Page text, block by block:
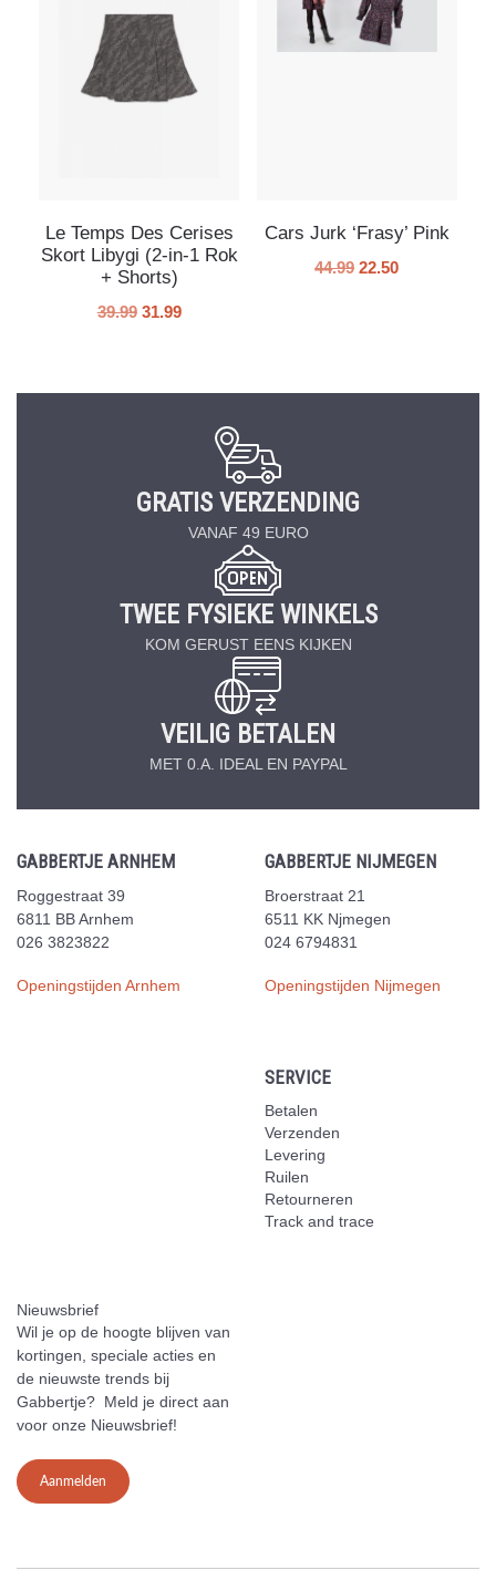
Le Temps Des Cerises
Skort Libygi (2-in-1 Rok
+ Shorts)
39.99 31.99
Cars Jurk ‘Frasy’ Pink
44.99 22.50
GRATIS VERZENDING
VANAF 49 EURO
TWEE FYSIEKE WINKELS
KOM GERUST EENS KIJKEN
VEILIG BETALEN
MET 0.A. IDEAL EN PAYPAL
GABBERTJE ARNHEM
Roggestraat 39
6811 BB Arnhem
026 3823822
Openingstijden Arnhem
GABBERTJE NIJMEGEN
Broerstraat 21
6511 KK Njmegen
024 6794831
Openingstijden Nijmegen
SERVICE
Betalen
Verzenden
Levering
Ruilen
Retourneren
Track and trace
Nieuwsbrief
Wil je op de hoogte blijven van
kortingen, speciale acties en
de nieuwste trends bij
Gabbertje? Meld je direct aan
voor onze Nieuwsbrief!
Aanmelden